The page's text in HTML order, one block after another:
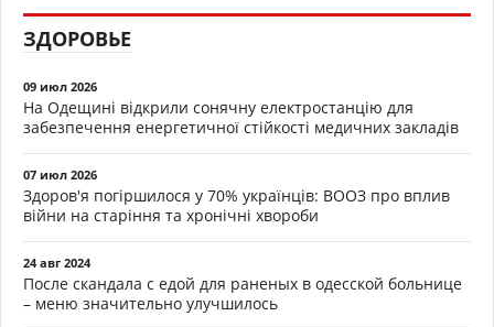
ЗДОРОВЬЕ
09 июл 2026
На Одещині відкрили сонячну електростанцію для
забезпечення енергетичної стійкості медичних закладів
07 июл 2026
Здоров'я погіршилося у 70% українців: ВООЗ про вплив
війни на старіння та хронічні хвороби
24 авг 2024
После скандала с едой для раненых в одесской больнице
– меню значительно улучшилось